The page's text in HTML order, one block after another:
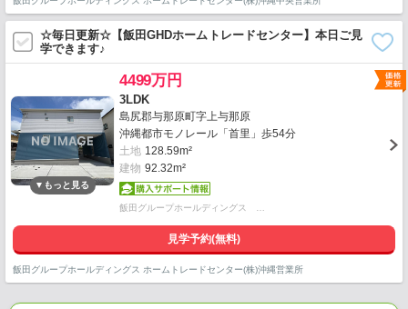
☆毎日更新☆【飯田GHDホームトレードセンター】本日ご見
学できます♪
4499万円
3LDK
島尻郡与那原町字上与那原
沖縄都市モノレール「首里」歩54分
土地 128.59m²
建物 92.32m²
飯田グループホールディングス …
見学予約(無料)
飯田グループホールディングス ホームトレードセンター(株)沖縄営業所